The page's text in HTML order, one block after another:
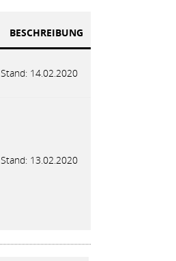
BESCHREIBUNG
Stand: 14.02.2020
Stand: 13.02.2020